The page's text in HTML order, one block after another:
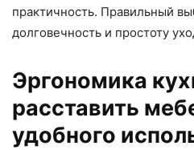
практичность. Правильный
долговечность и простоту
Эргономика
расставить
удобного